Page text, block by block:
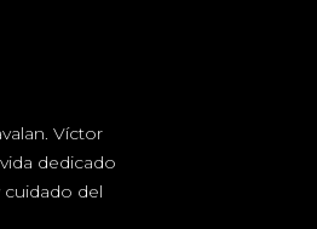
Víctor
dedicado
cuidado del